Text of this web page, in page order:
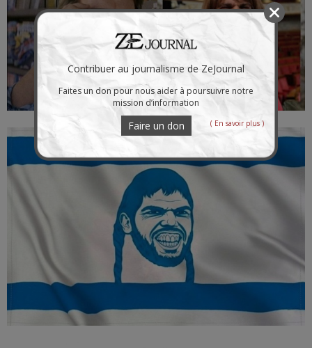
Contribuer au journalisme de ZeJournal
Faites un don pour nous aider à poursuivre notre
mission d’information
Faire un don ( En savoir plus )